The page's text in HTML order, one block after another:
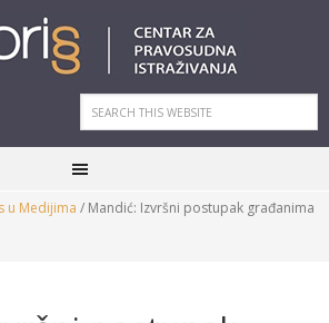
u Medijima / Mandić: Izvršni postupak građanima